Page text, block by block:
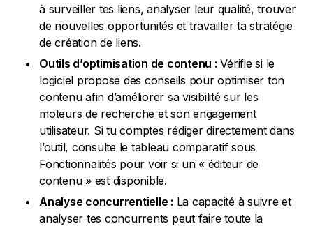
à surveiller tes liens, analyser leur qualité, trouver
de nouvelles opportunités et travailler ta stratégie
de création de liens.
Outils d’optimisation de contenu : Vérifie si le
logiciel propose des conseils pour optimiser ton
contenu afin d’améliorer sa visibilité sur les
moteurs de recherche et son engagement
utilisateur. Si tu comptes rédiger directement dans
l’outil, consulte le tableau comparatif sous
Fonctionnalités pour voir si un « éditeur de
contenu » est disponible.
Analyse concurrentielle : La capacité à suivre et
analyser tes concurrents peut faire toute la